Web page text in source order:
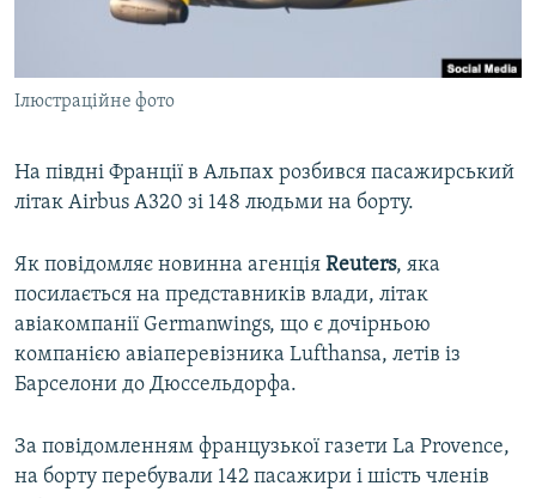
ВІДЕОУРОКИ «ELIFBE»
УКРАЇНСЬКА ПРОБЛЕМА КРИМУ
Qırımtatar
Усі сайти RFE/RL
Ілюстраційне фото
На півдні Франції в Альпах розбився пасажирський
літак Airbus A320 зі 148 людьми на борту.
Як повідомляє новинна агенція Reuters, яка
посилається на представників влади, літак
авіакомпанії Germanwings, що є дочірньою
компанією авіаперевізника Lufthansa, летів із
Барселони до Дюссельдорфа.
За повідомленням французької газети La Provence,
на борту перебували 142 пасажири і шість членів